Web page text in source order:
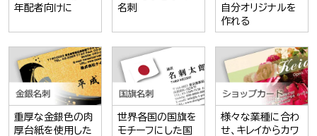
年配者向けに
名刺
自分オリジナルを
作れる
重厚な金銀色の肉
厚台紙を使用した
世界各国の国旗を
モチーフにした国
様々な業種に合わ
せ、キレイからカワ